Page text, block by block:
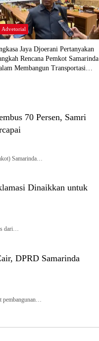
Advetorial
Jaya Djoerani Pertanyakan
Rencana Pemkot Samarinda
Membangun Transportasi
70 Persen, Samri
Samarinda…
Dinaikkan untuk
dari…
DPRD Samarinda